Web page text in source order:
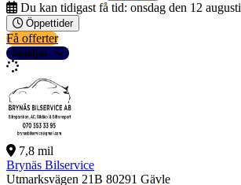
Du kan tidigast få tid: onsdag den 12 augusti
Öppettider
Få offerter
Detaljer
7,8 mil
Brynäs Bilservice
Utmarksvägen 21B 80291 Gävle